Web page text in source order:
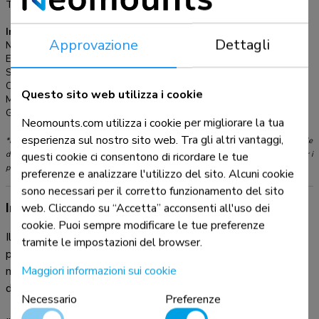
Tipo di regolazione: Microregolazione
Informazioni
Numero articolo:
WL30S-850BL18
EAN:
Serie:
Colore:
Materiale principale:
Acciaio
Garanzia:
*Nota: le dimensioni in pollici segnalate sono solo indicative, combinate con il peso e le
dimensioni VESA. Il peso massimo e la dimensione VESA sono restrizioni assolute per i
prodotti e non devono essere superati.
Informazioni sul prodotto
Il Neomounts WL30S-850BL18 LEVEL è un supporto a
parete fisso per schermi piatti fino a 86" con un peso
massimo consigliato di 60 kg. È disponibile la regolazione
dell'altezza e del livello per un'installazione perfetta.
Approvazione Dettagli
Questo sito web utilizza i cookie
Neomounts.com utilizza i cookie per migliorare la tua
esperienza sul nostro sito web. Tra gli altri vantaggi,
questi cookie ci consentono di ricordare le tue
preferenze e analizzare l'utilizzo del sito. Alcuni cookie
sono necessari per il corretto funzionamento del sito
web. Cliccando su “Accetta” acconsenti all'uso dei
cookie. Puoi sempre modificare le tue preferenze
tramite le impostazioni del browser.
Maggiori informazioni sui cookie
Necessario
Preferenze